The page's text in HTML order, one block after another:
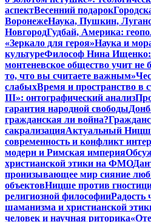
аспектВесенний подарок
ВоронежеНаука, Пушкин,
НовгородГудбай, Америка:
«Зеркало для героя»Наука и
культуреФилософ Нина Ищенко:
монтеневское общество учит не
то, что вы считаете важным»
слабыхВремя и пространство в
III»: онтографический анализ
гарантия народной свободы
гражданская ли война?
сакрализацияАктуальный
современность и конфликт
модерн и Римская империя
христианской этики на ФМО
пронизывающее мир сияние
объектовНицше против
религиозной философииРадость
шаманизма и христианской
человек и научная риторика